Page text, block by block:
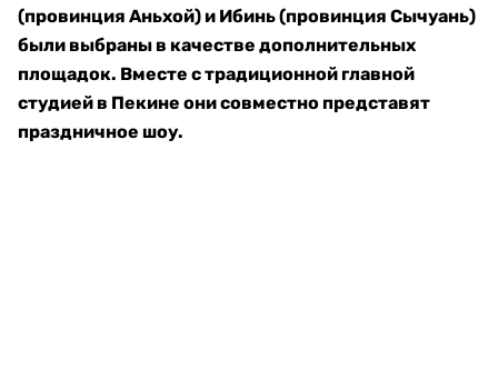
(провинция Аньхой) и Ибинь (провинция Сычуань)
были выбраны в качестве дополнительных
площадок. Вместе с традиционной главной
студией в Пекине они совместно представят
праздничное шоу.